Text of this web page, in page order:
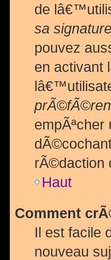
de
sa signature
pouvez
en activant
rÃ©daction
Haut
Comment
Il est facile
nouveau